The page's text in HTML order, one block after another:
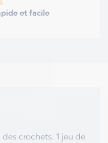
et facile
des crochets. 1 jeu de